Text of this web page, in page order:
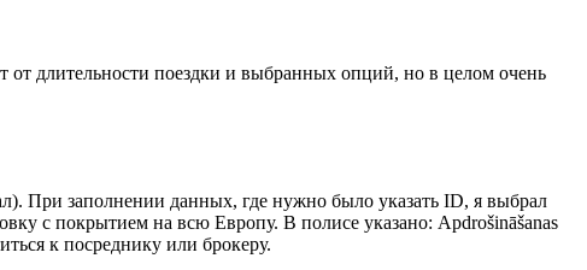
от длительности поездки и выбранных опций, но в целом очень
При заполнении данных, где нужно было указать ID, я выбрал
с покрытием на всю Европу. В полисе указано: Apdrošināšanas
к посреднику или брокеру.